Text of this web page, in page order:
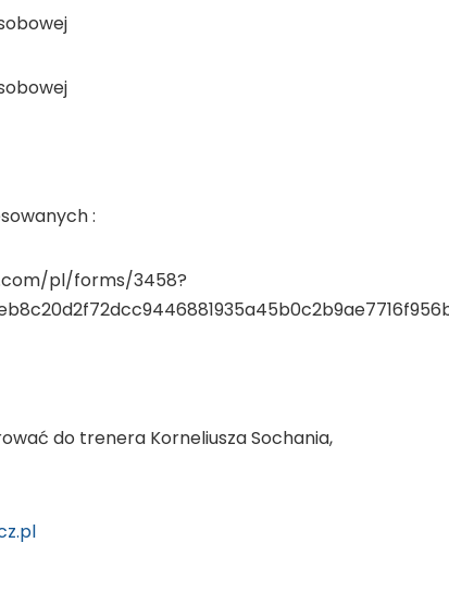
:
pl/forms/3458?
do trenera Korneliusza Sochania,